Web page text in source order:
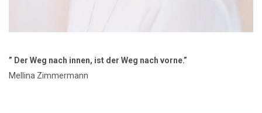
” Der Weg nach innen, ist der Weg nach vorne.”
Mellina Zimmermann